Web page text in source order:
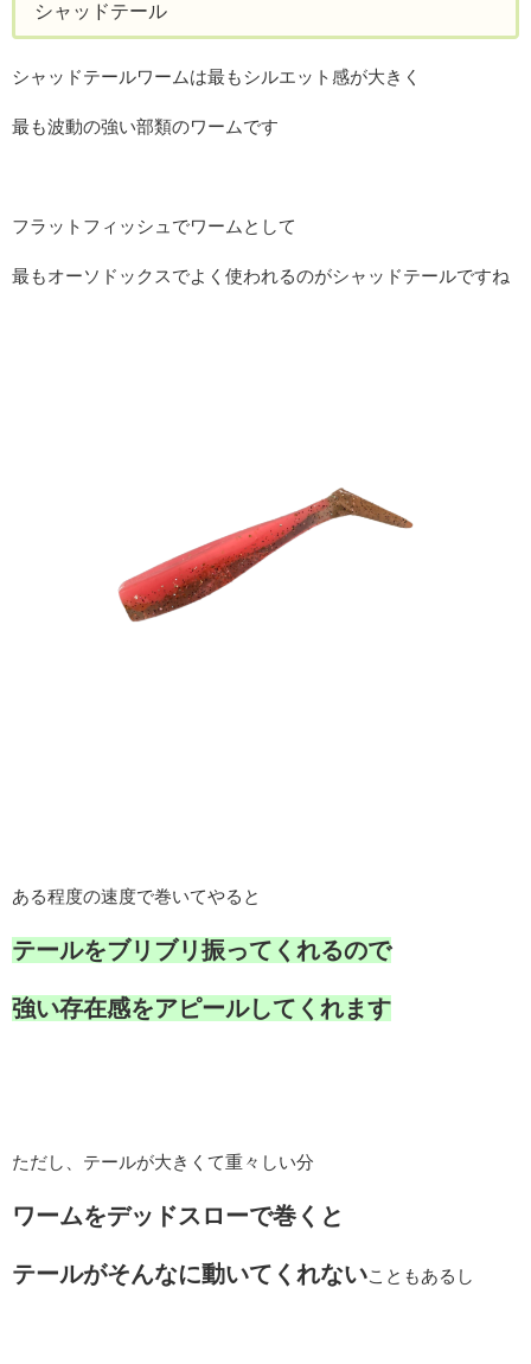
シャッドテール
シャッドテールワームは最もシルエット感が大きく
最も波動の強い部類のワームです
フラットフィッシュでワームとして
最もオーソドックスでよく使われるのがシャッドテールですね
ある程度の速度で巻いてやると
テールをブリブリ振ってくれるので
強い存在感をアピールしてくれます
ただし、テールが大きくて重々しい分
ワームをデッドスローで巻くと
テールがそんなに動いてくれないこともあるし